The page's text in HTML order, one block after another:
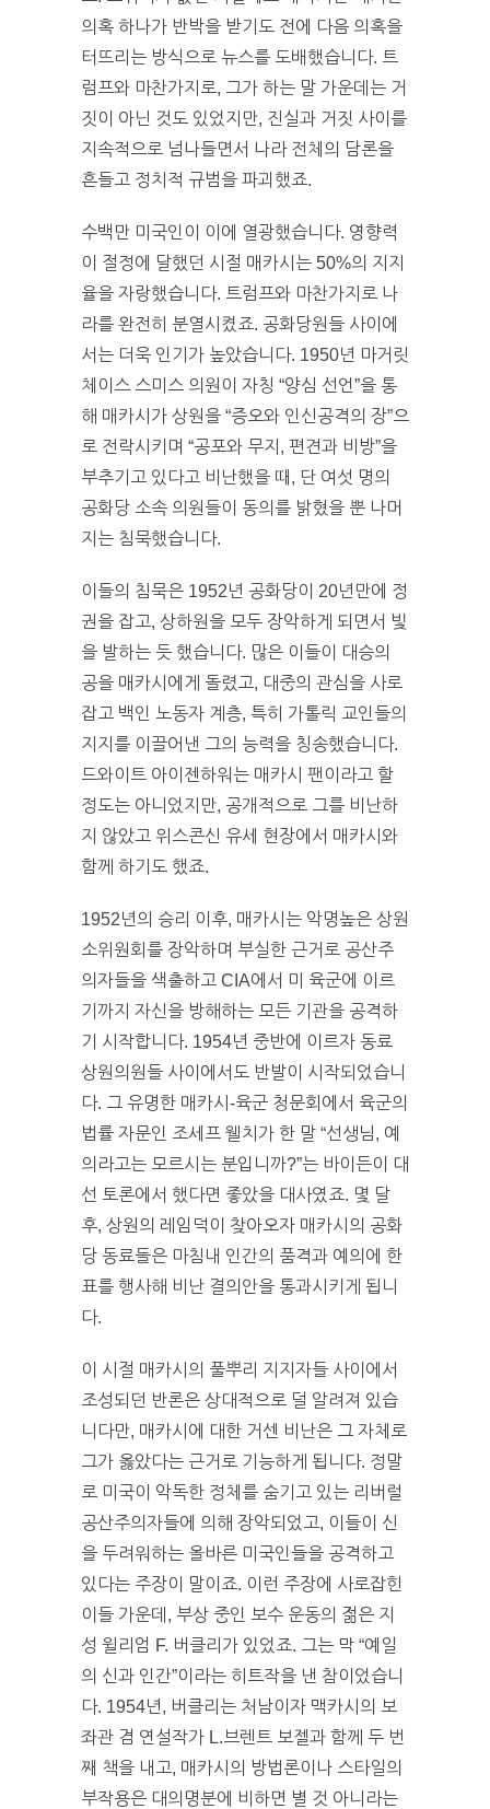
의혹 하나가 반박을 받기도 전에 다음 의혹을
터뜨리는 방식으로 뉴스를 도배했습니다. 트
럼프와 마찬가지로, 그가 하는 말 가운데는 거
짓이 아닌 것도 있었지만, 진실과 거짓 사이를
지속적으로 넘나들면서 나라 전체의 담론을
흔들고 정치적 규범을 파괴했죠.
수백만 미국인이 이에 열광했습니다. 영향력
이 절정에 달했던 시절 매카시는 50%의 지지
율을 자랑했습니다. 트럼프와 마찬가지로 나
라를 완전히 분열시켰죠. 공화당원들 사이에
서는 더욱 인기가 높았습니다. 1950년 마거릿
체이스 스미스 의원이 자칭 “양심 선언”을 통
해 매카시가 상원을 “증오와 인신공격의 장”으
로 전락시키며 “공포와 무지, 편견과 비방”을
부추기고 있다고 비난했을 때, 단 여섯 명의
공화당 소속 의원들이 동의를 밝혔을 뿐 나머
지는 침묵했습니다.
이들의 침묵은 1952년 공화당이 20년만에 정
권을 잡고, 상하원을 모두 장악하게 되면서 빛
을 발하는 듯 했습니다. 많은 이들이 대승의
공을 매카시에게 돌렸고, 대중의 관심을 사로
잡고 백인 노동자 계층, 특히 가톨릭 교인들의
지지를 이끌어낸 그의 능력을 칭송했습니다.
드와이트 아이젠하워는 매카시 팬이라고 할
정도는 아니었지만, 공개적으로 그를 비난하
지 않았고 위스콘신 유세 현장에서 매카시와
함께 하기도 했죠.
1952년의 승리 이후, 매카시는 악명높은 상원
소위원회를 장악하며 부실한 근거로 공산주
의자들을 색출하고 CIA에서 미 육군에 이르
기까지 자신을 방해하는 모든 기관을 공격하
기 시작합니다. 1954년 중반에 이르자 동료
상원의원들 사이에서도 반발이 시작되었습니
다. 그 유명한 매카시-육군 청문회에서 육군의
법률 자문인 조세프 웰치가 한 말 “선생님, 예
의라고는 모르시는 분입니까?”는 바이든이 대
선 토론에서 했다면 좋았을 대사였죠. 몇 달
후, 상원의 레임덕이 찾아오자 매카시의 공화
당 동료들은 마침내 인간의 품격과 예의에 한
표를 행사해 비난 결의안을 통과시키게 됩니
다.
이 시절 매카시의 풀뿌리 지지자들 사이에서
조성되던 반론은 상대적으로 덜 알려져 있습
니다만, 매카시에 대한 거센 비난은 그 자체로
그가 옳았다는 근거로 기능하게 됩니다. 정말
로 미국이 악독한 정체를 숨기고 있는 리버럴
공산주의자들에 의해 장악되었고, 이들이 신
을 두려워하는 올바른 미국인들을 공격하고
있다는 주장이 말이죠. 이런 주장에 사로잡힌
이들 가운데, 부상 중인 보수 운동의 젊은 지
성 윌리엄 F. 버클리가 있었죠. 그는 막 “예일
의 신과 인간”이라는 히트작을 낸 참이었습니
다. 1954년, 버클리는 처남이자 맥카시의 보
좌관 겸 연설작가 L.브렌트 보젤과 함께 두 번
째 책을 내고, 매카시의 방법론이나 스타일의
부작용은 대의명분에 비하면 별 것 아니라는